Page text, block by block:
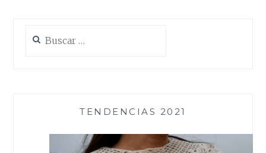
TENDENCIAS 2021